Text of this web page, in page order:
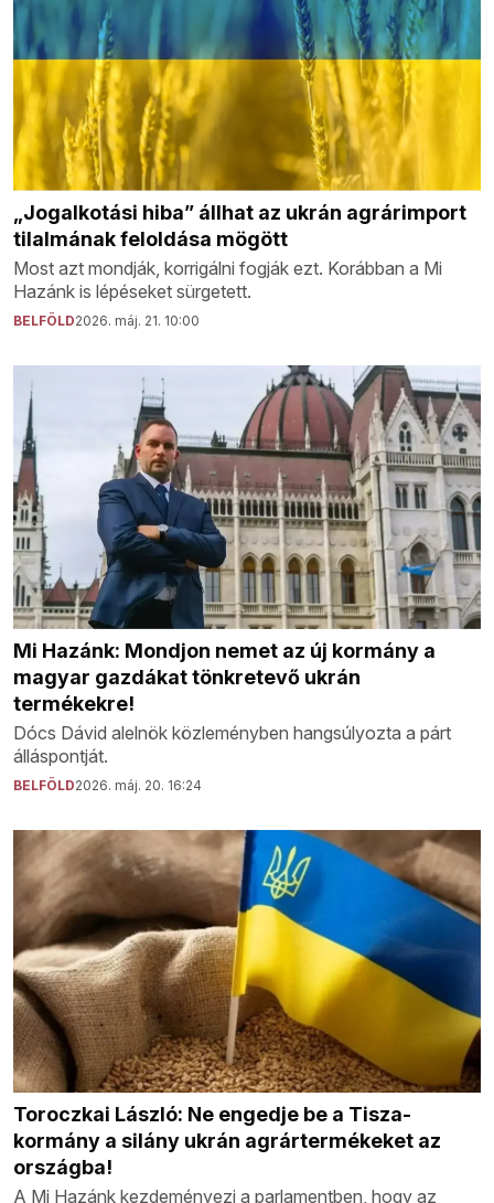
„Jogalkotási hiba” állhat az ukrán agrárimport
tilalmának feloldása mögött
Most azt mondják, korrigálni fogják ezt. Korábban a Mi
Hazánk is lépéseket sürgetett.
BELFÖLD2026. máj. 21. 10:00
Mi Hazánk: Mondjon nemet az új kormány a
magyar gazdákat tönkretevő ukrán
termékekre!
Dócs Dávid alelnök közleményben hangsúlyozta a párt
álláspontját.
BELFÖLD2026. máj. 20. 16:24
Toroczkai László: Ne engedje be a Tisza-
kormány a silány ukrán agrártermékeket az
országba!
A Mi Hazánk kezdeményezi a parlamentben, hogy az